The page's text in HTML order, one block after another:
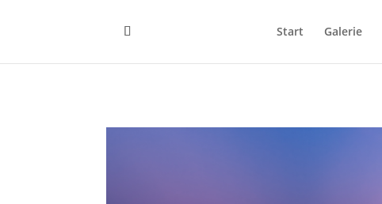
Start Galerie